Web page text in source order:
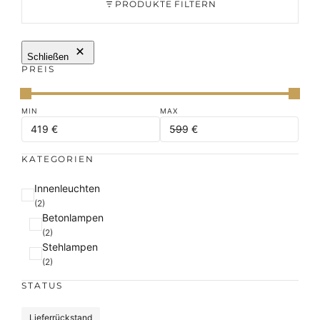
PRODUKTE FILTERN
Schließen
PREIS
KATEGORIEN
K
a
r
Innenleuchten
(2)
Betonlampen
(2)
Stehlampen
(2)
STATUS
Lieferrückstand